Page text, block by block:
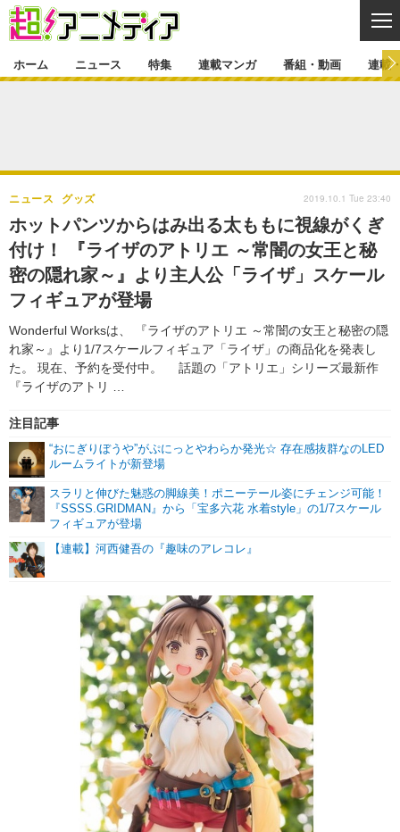
ゲーム・アプリ マンガ
グッズ イベント
声優 コスプレ
特集一覧 カバー
ラキりす
連載マンガ
連載一覧
番組・動画
番組・動画一覧 ラジオ
動画
連載・ブログ
連載・ブログ一覧 コラム
編集部ブログ・お知らせ
ホーム ニュース 特集 連載マンガ 番組・動画 連載
ホットパンツからはみ出る太ももに視線がくぎ
付け！ 『ライザのアトリエ ～常闇の女王と秘
密の隠れ家～』より主人公「ライザ」スケール
フィギュアが登場
Wonderful Worksは、 『ライザのアトリエ ～常闇の女王と秘密の隠
れ家～』より1/7スケールフィギュア「ライザ」の商品化を発表し
た。 現在、予約を受付中。 話題の「アトリエ」シリーズ最新作
『ライザのアトリ …
ニュース グッズ
注目記事
“おにぎりぼうや”がぷにっとやわらか発光☆ 存在感抜群なのLED
ルームライトが新登場
スラリと伸びた魅惑の脚線美！ポニーテール姿にチェンジ可能！
『SSSS.GRIDMAN』から「宝多六花 水着style」の1/7スケール
フィギュアが登場
【連載】河西健吾の『趣味のアレコレ』
2019.10.1 Tue 23:40